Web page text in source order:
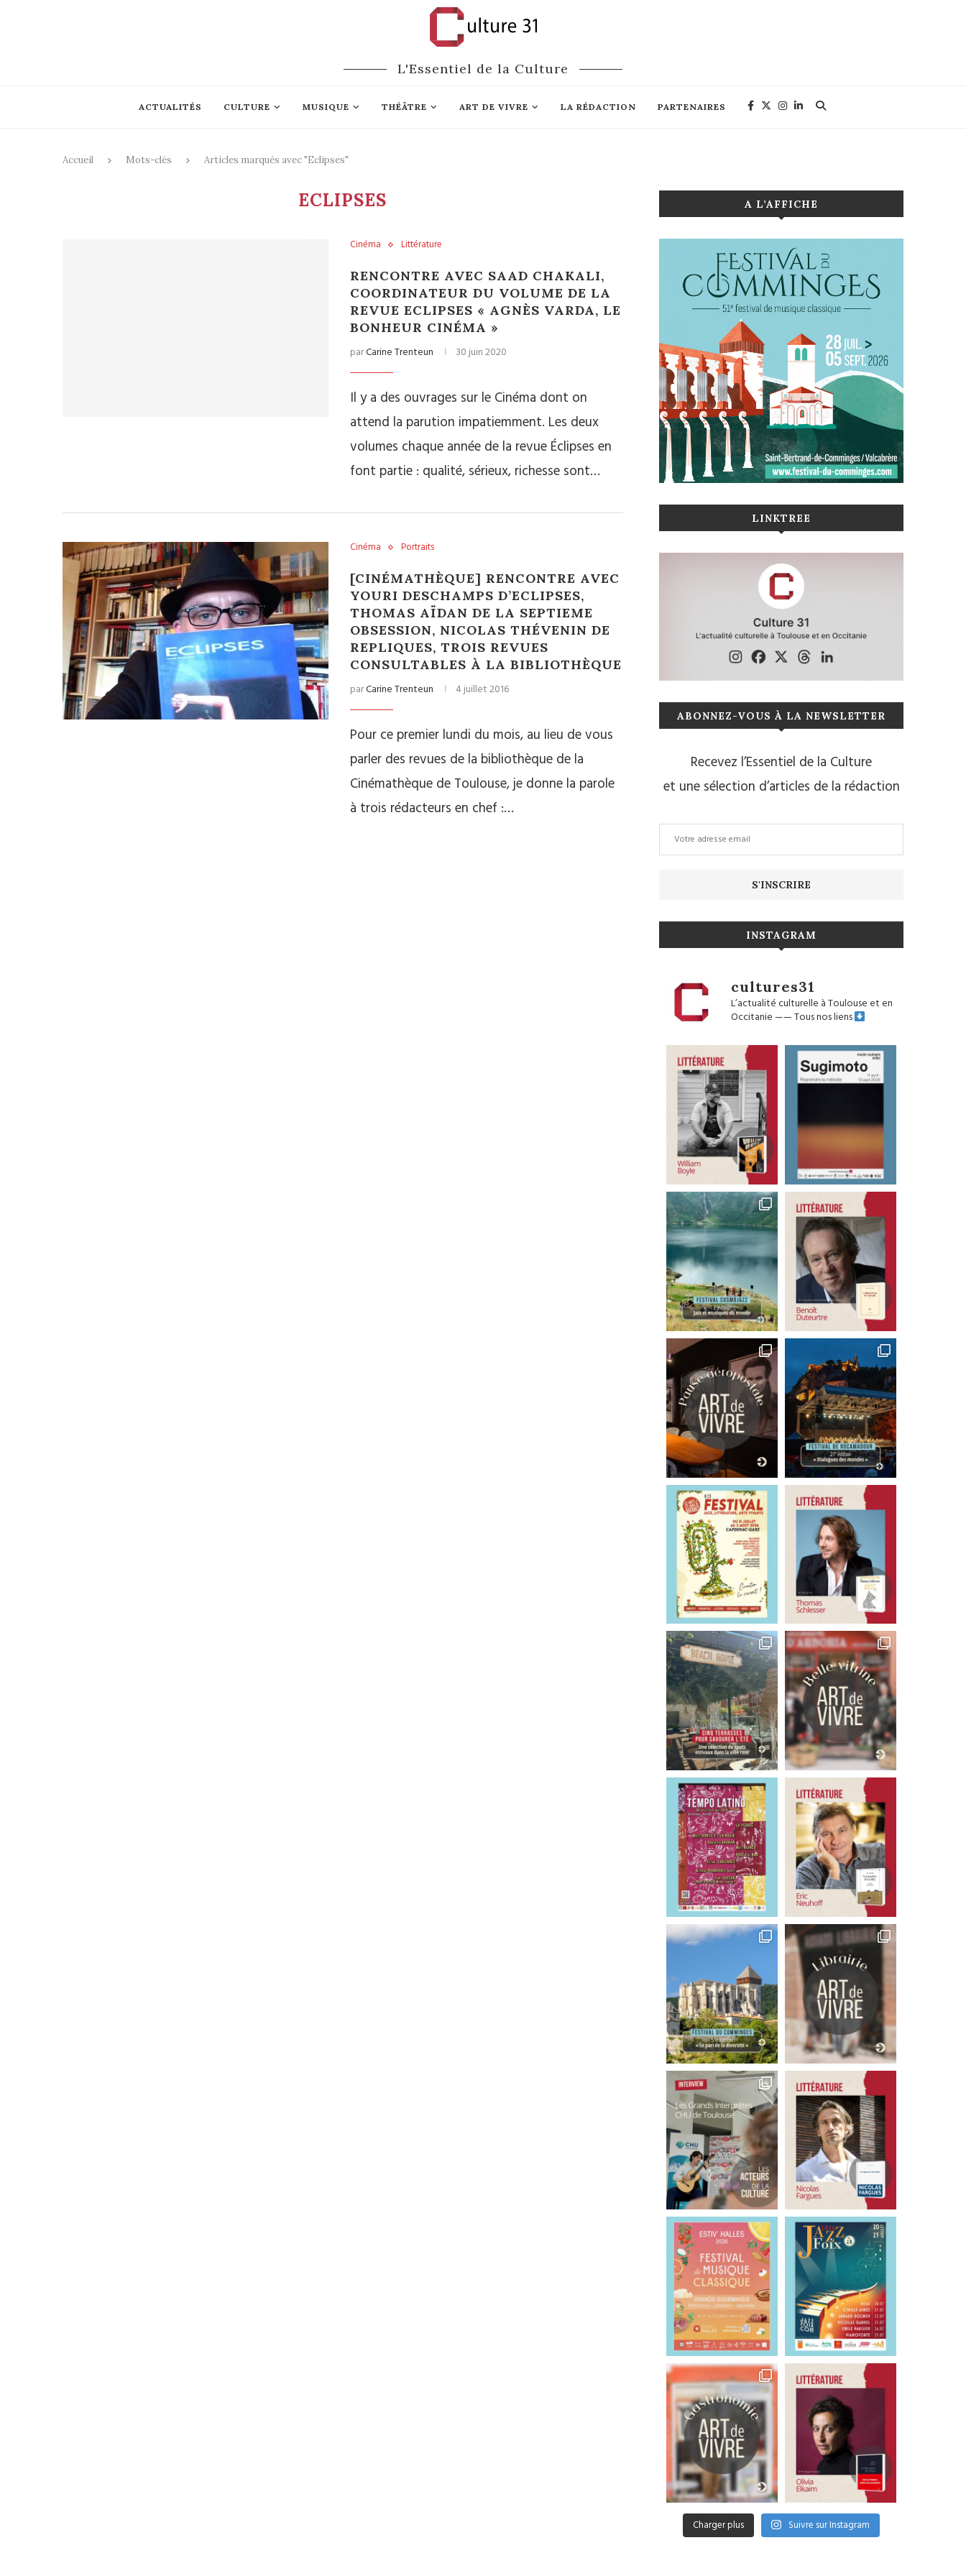
L'Essentiel de la Culture
ACTUALITÉS CULTURE MUSIQUE THÉÂTRE ART DE VIVRE LA RÉDACTION PARTENAIRES
Accueil Mots-clés Articles marqués avec "Eclipses"
ECLIPSES
Cinéma Littérature
RENCONTRE AVEC SAAD CHAKALI,
COORDINATEUR DU VOLUME DE LA
REVUE ECLIPSES « AGNÈS VARDA, LE
BONHEUR CINÉMA »
parCarine Trenteun 30 juin 2020
Il y a des ouvrages sur le Cinéma dont on
attend la parution impatiemment. Les deux
volumes chaque année de la revue Éclipses en
font partie : qualité, sérieux, richesse sont…
Cinéma Portraits
[CINÉMATHÈQUE] RENCONTRE AVEC
YOURI DESCHAMPS D’ECLIPSES,
THOMAS AÏDAN DE LA SEPTIEME
OBSESSION, NICOLAS THÉVENIN DE
REPLIQUES, TROIS REVUES
CONSULTABLES À LA BIBLIOTHÈQUE
parCarine Trenteun 4 juillet 2016
Pour ce premier lundi du mois, au lieu de vous
parler des revues de la bibliothèque de la
Cinémathèque de Toulouse, je donne la parole
à trois rédacteurs en chef :…
A L’AFFICHE
LINKTREE
ABONNEZ-VOUS À LA NEWSLETTER
Recevez l’Essentiel de la Culture
et une sélection d’articles de la rédaction
INSTAGRAM
cultures31
L’actualité culturelle à Toulouse et en
Occitanie——Tous nos liens
Charger plus Suivre sur Instagram